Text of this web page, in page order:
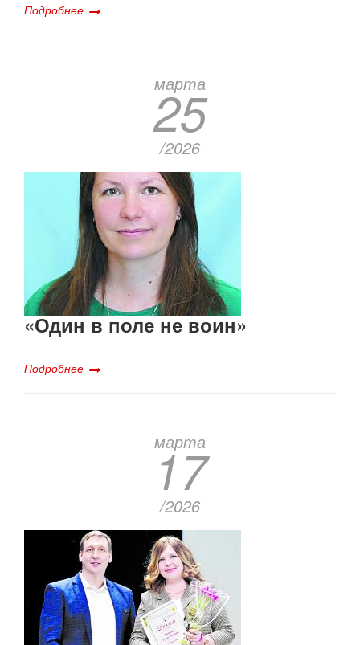
Подробнее
марта
25
/2026
«Один в поле не воин»
Подробнее
марта
17
/2026